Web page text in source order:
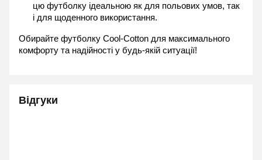
цю футболку ідеальною як для польових умов, так
і для щоденного використання.
Обирайте футболку Cool-Cotton для максимального
комфорту та надійності у будь-якій ситуації!
Відгуки